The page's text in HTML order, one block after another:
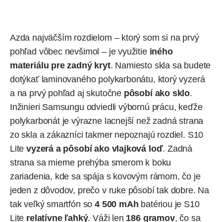
Azda najväčším rozdielom – ktorý som si na prvý
pohľad vôbec nevšimol – je využitie iného
materiálu pre zadný kryt. Namiesto skla sa budete
dotýkať laminovaného polykarbonátu, ktorý vyzerá
a na prvý pohľad aj skutočne pôsobí ako sklo.
Inžinieri Samsungu odviedli výbornú prácu, keďže
polykarbonát je výrazne lacnejší než zadná strana
zo skla a zákazníci takmer nepoznajú rozdiel. S10
Litevyzerá a pôsobí ako vlajková loď. Zadná
strana sa mierne prehýba smerom k boku
zariadenia, kde sa spája s kovovým rámom, čo je
jeden z dôvodov, prečo v ruke pôsobí tak dobre. Na
tak veľký smartfón so4 500 mAh batériou je S10
Lite relatívne ľahký. Váži len 186 gramov, čo sa